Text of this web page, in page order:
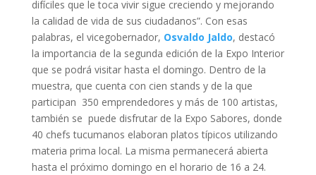
difíciles que le toca vivir sigue creciendo y mejorando
la calidad de vida de sus ciudadanos”. Con esas
palabras, el vicegobernador, Osvaldo Jaldo, destacó
la importancia de la segunda edición de la Expo Interior
que se podrá visitar hasta el domingo. Dentro de la
muestra, que cuenta con cien stands y de la que
participan 350 emprendedores y más de 100 artistas,
también se puede disfrutar de la Expo Sabores, donde
40 chefs tucumanos elaboran platos típicos utilizando
materia prima local. La misma permanecerá abierta
hasta el próximo domingo en el horario de 16 a 24.